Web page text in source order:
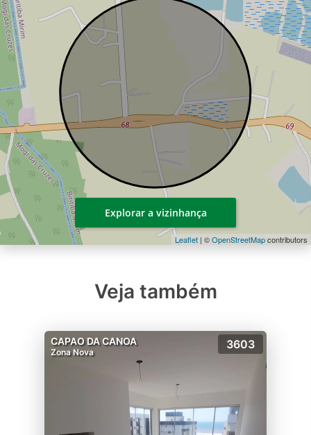
Leaflet | ©OpenStreetMapcontributors
Explorar a vizinhança
Veja também
CAPAO DA CANOA
Zona Nova
3603